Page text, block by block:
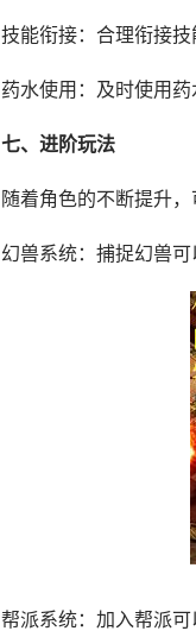
技能衔接：合理衔接技
药水使用：及时使用药
七、进阶玩法
随着角色的不断提升，
幻兽系统：捕捉幻兽可
帮派系统：加入帮派可